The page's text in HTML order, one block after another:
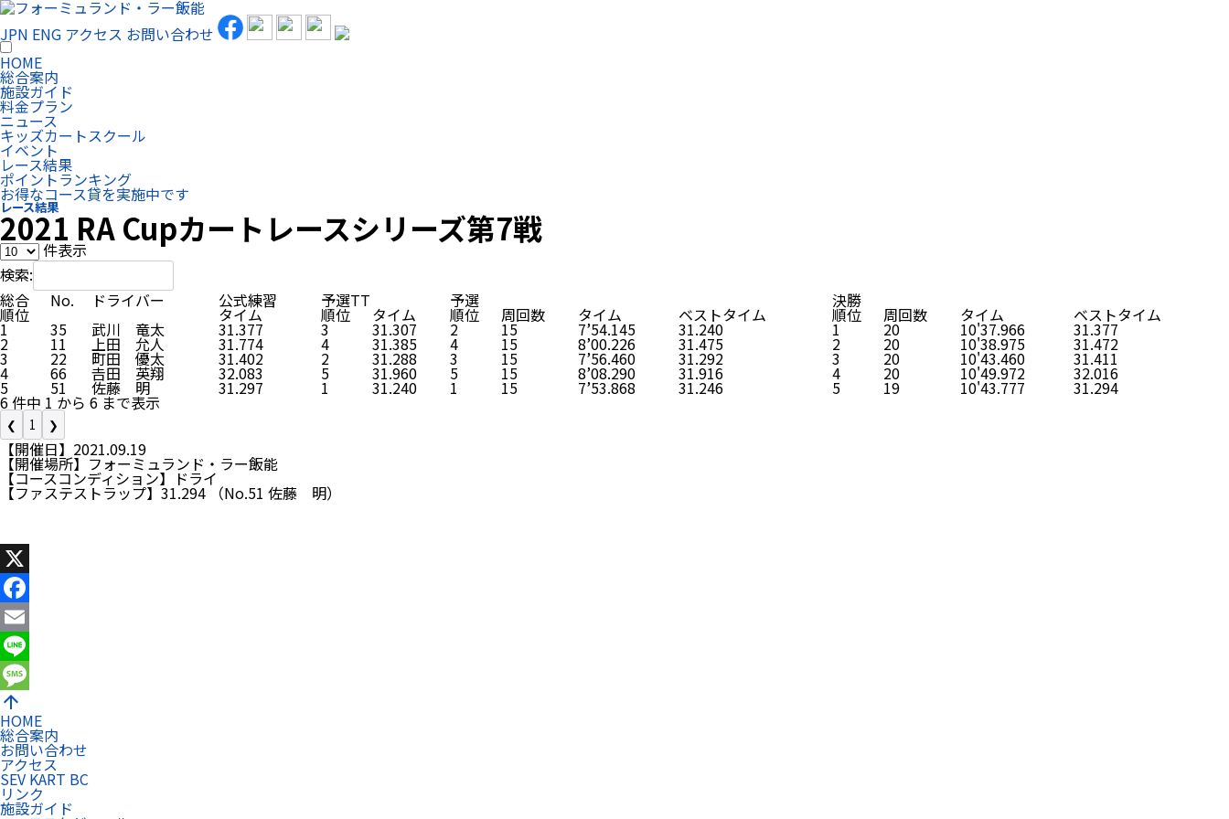
JPN ENG アクセス お問い合わせ
HOME
総合案内
施設ガイド
料金プラン
ニュース
キッズカートスクール
イベント
レース結果
ポイントランキング
お得なコース貸を実施中です
レース結果
2021 RA Cupカートレースシリーズ第7戦
件表示
検索:
総合
No. ドライバー 公式練習 予選TT 予選 決勝
順位 タイム 順位 タイム 順位 周回数 タイム ベストタイム 順位 周回数 タイム ベストタイム
1 35 武川 竜太 31.377 3 31.307 2 15 7’54.145 31.240 1 20 10'37.966 31.377
2 11 上田 允人 31.774 4 31.385 4 15 8’00.226 31.475 2 20 10'38.975 31.472
3 22 町田 優太 31.402 2 31.288 3 15 7’56.460 31.292 3 20 10'43.460 31.411
4 66 𠮷田 英翔 32.083 5 31.960 5 15 8’08.290 31.916 4 20 10'49.972 32.016
5 51 佐藤 明 31.297 1 31.240 1 15 7’53.868 31.246 5 19 10'43.777 31.294
6 件中 1 から 6 まで表示
❮ 1 ❯
【開催日】2021.09.19
【開催場所】フォーミュランド・ラー飯能
【コースコンディション】ドライ
【ファステストラップ】31.294 （No.51 佐藤 明）
X
Facebook
Email
Line
Message
arrow_upward
HOME
総合案内
お問い合わせ
アクセス
SEV KART BC
リンク
施設ガイド